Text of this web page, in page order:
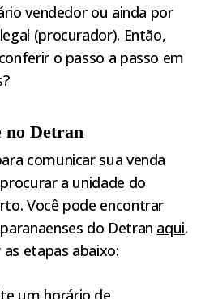
vendedor ou ainda por
(procurador). Então,
o passo a passo em
no Detran
comunicar sua venda
a unidade do
Você pode encontrar
do Detran aqui.
etapas abaixo:
um horário de